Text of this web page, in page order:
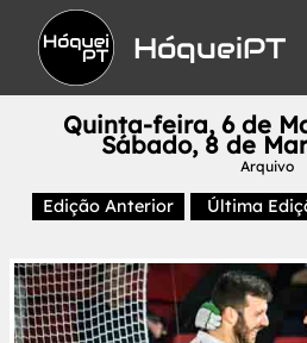
HóqueiPT
Quinta-feira, 6 de
Sábado, 8 de
Arquivo
Edição Anterior Última